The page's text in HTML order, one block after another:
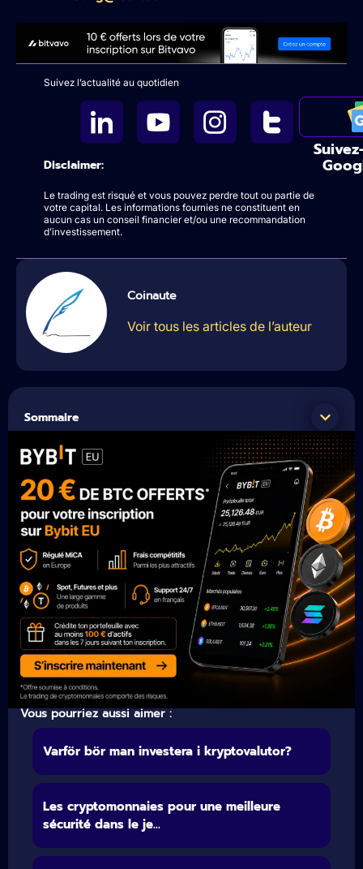
Suivez l’actualité au quotidien
Disclaimer:
Le trading est risqué et vous pouvez perdre tout ou partie de
votre capital. Les informations fournies ne constituent en
aucun cas un conseil financier et/ou une recommandation
d’investissement.
Coinaute
Voir tous les articles de l’auteur
Sommaire
Vous pourriez aussi aimer :
Varför bör man investera i kryptovalutor?
Les cryptomonnaies pour une meilleure
sécurité dans le je...